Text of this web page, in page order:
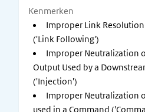
Kenmerken
Improper Link Resolution
('Link Following')
Improper Neutralization
Output Used by a
('Injection')
Improper Neutralization
used in a Command